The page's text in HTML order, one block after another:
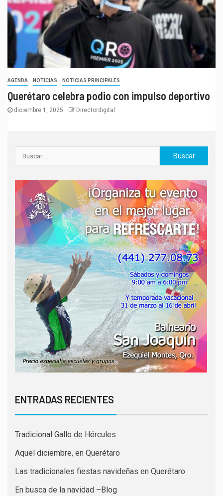
AGENDA NOTICIAS NOTICIAS PRINCIPALES
Querétaro celebra podio con impulso deportivo
diciembre 1, 2025 Directordigital
ENTRADAS RECIENTES
Tradicional Gallo de Hércules
Aquel diciembre, en Querétaro
Las tradicionales fiestas navideñas en Querétaro
En busca de la navidad –Blog